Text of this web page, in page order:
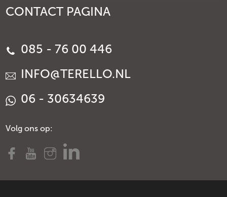
CONTACT PAGINA
085 - 76 00 446
INFO@TERELLO.NL
06 - 30634639
Volg ons op: